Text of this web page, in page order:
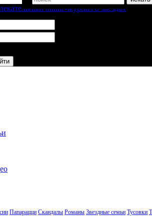
Папарацци Скандалы Романы Звездные семьи Тусовки